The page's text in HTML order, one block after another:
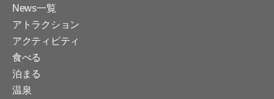
News一覧
アトラクション
アクティビティ
食べる
泊まる
温泉